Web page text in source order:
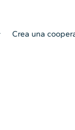
Crea una